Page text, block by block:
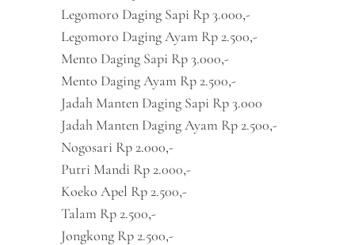
Legomoro Daging Sapi Rp 3.000,-
Legomoro Daging Ayam Rp 2.500,-
Mento Daging Sapi Rp 3.000,-
Mento Daging Ayam Rp 2.500,-
Jadah Manten Daging Sapi Rp 3.000
Jadah Manten Daging Ayam Rp 2.500,-
Nogosari Rp 2.000,-
Putri Mandi Rp 2.000,-
Koeko Apel Rp 2.500,-
Talam Rp 2.500,-
Jongkong Rp 2.500,-